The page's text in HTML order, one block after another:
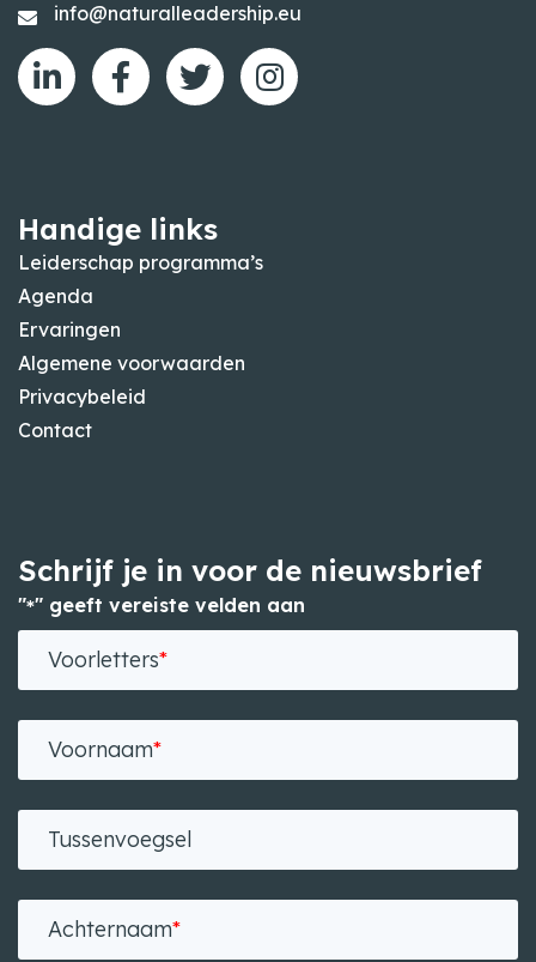
info@naturalleadership.eu
Handige links
Leiderschap programma’s
Agenda
Ervaringen
Algemene voorwaarden
Privacybeleid
Contact
Schrijf je in voor de nieuwsbrief
"*" geeft vereiste velden aan
Voorletters*
Voornaam*
Tussenvoegsel
Achternaam*